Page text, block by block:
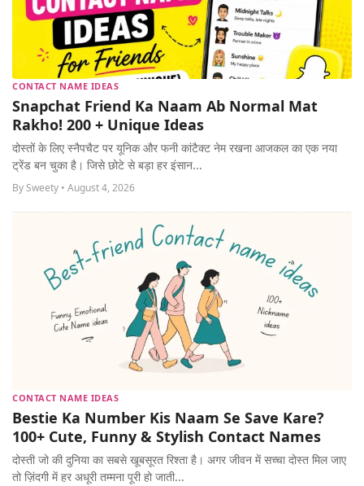
CONTACT NAME IDEAS
Snapchat Friend Ka Naam Ab Normal Mat
Rakho! 200 + Unique Ideas
दोस्तों के लिए स्नैपचैट पर यूनिक और फनी कांटैक्ट नेम रखना आजकल का एक नया
ट्रेंड बन चुका है। जिसे छोटे से बड़ा हर इंसान...
By Sweety • August 4, 2026
CONTACT NAME IDEAS
Bestie Ka Number Kis Naam Se Save Kare?
100+ Cute, Funny & Stylish Contact Names
दोस्ती जो की दुनिया का सबसे खूबसूरत रिश्ता है। अगर जीवन में सच्चा दोस्त मिल जाए
तो ज़िंदगी में हर अधूरी तम्मना पूरी हो जाती...